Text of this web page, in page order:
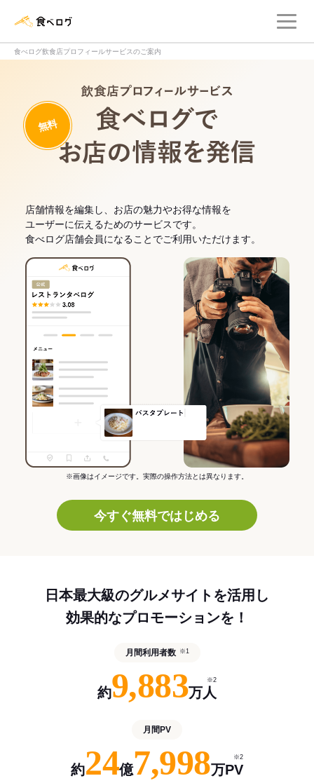
食べログ飲食店プロフィールサービスのご案内
無料
店舗情報を編集し、お店の魅力やお得な情報を
ユーザーに伝えるためのサービスです。
食べログ店舗会員になることでご利用いただけます。
※画像はイメージです。実際の操作方法とは異なります。
今すぐ無料ではじめる
日本最大級のグルメサイトを活用し
効果的なプロモーションを！
月間利用者数 ※1
約9,883万人
※2
月間PV
約24億7,998万PV
※2